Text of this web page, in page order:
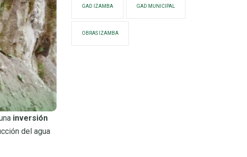
inversión
del agua
GAD IZAMBA GAD MUNICIPAL
OBRAS IZAMBA